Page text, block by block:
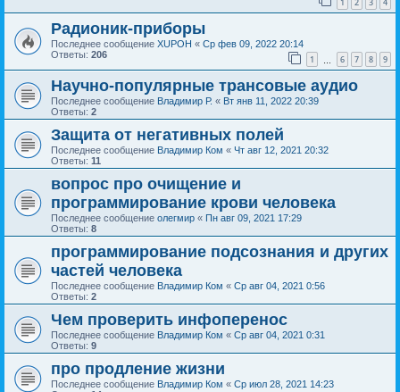
Радионик-приборы
Последнее сообщение XUPOH « Ср фев 09, 2022 20:14
Ответы: 206 1 6 7 8 9
Научно-популярные трансовые аудио
Последнее сообщение Владимир Р. « Вт янв 11, 2022 20:39
Ответы: 2
Защита от негативных полей
Последнее сообщение Владимир Ком « Чт авг 12, 2021 20:32
Ответы: 11
вопрос про очищение и
программирование крови человека
Последнее сообщение олегмир « Пн авг 09, 2021 17:29
Ответы: 8
программирование подсознания и других
частей человека
Последнее сообщение Владимир Ком « Ср авг 04, 2021 0:56
Ответы: 2
Чем проверить инфоперенос
Последнее сообщение Владимир Ком « Ср авг 04, 2021 0:31
Ответы: 9
про продление жизни
Последнее сообщение Владимир Ком « Ср июл 28, 2021 14:23